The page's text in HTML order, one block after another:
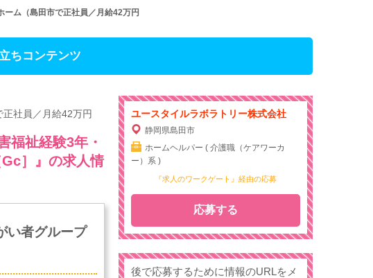
ム（島田市で正社員／月給42万円
ちコンテンツ
社員／月給42万円
福祉経験3年・
］』の求人情
い者グループ
ユースタイルラボラトリー株式会社
静岡県島田市
ホームヘルパー ( 介護職（ケアワーカ
ー）系 )
『求人のワークゲート』経由の応募
応募する
後で応募するために情報のURLをメ